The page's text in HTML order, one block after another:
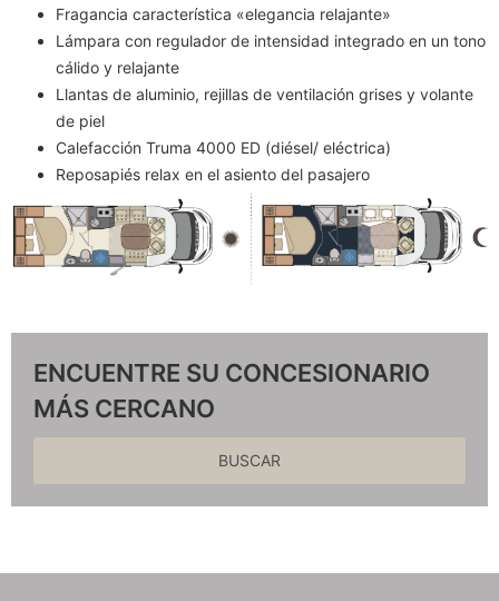
Fragancia característica «elegancia relajante»
Lámpara con regulador de intensidad integrado en un tono
cálido y relajante
Llantas de aluminio, rejillas de ventilación grises y volante
de piel
Calefacción Truma 4000 ED (diésel/ eléctrica)
Reposapiés relax en el asiento del pasajero
ENCUENTRE SU CONCESIONARIO
MÁS CERCANO
BUSCAR